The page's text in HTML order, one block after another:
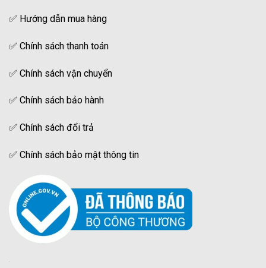
✅ Hướng dẫn mua hàng
✅ Chính sách thanh toán
✅ Chính sách vận chuyển
✅ Chính sách bảo hành
✅ Chính sách đổi trả
✅ Chính sách bảo mật thông tin